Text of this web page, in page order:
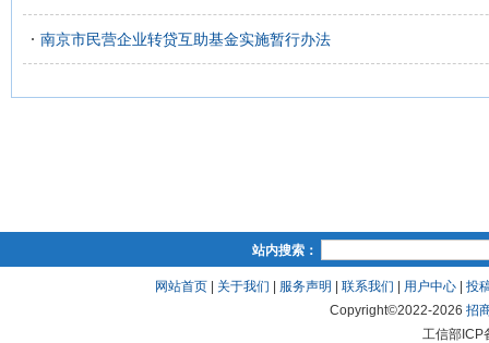
南京市民营企业转贷互助基金实施暂行办法
站内搜索：
网站首页 关于我们 服务声明 联系我们 用户中心
投
Copyright©2022-2026招
工信部ICP